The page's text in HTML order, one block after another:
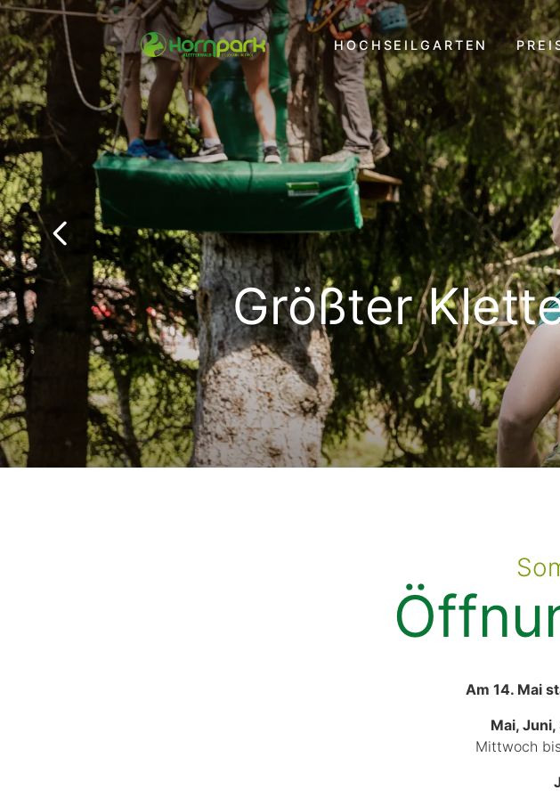
HOCHSEILGARTEN
Größter
Am 14. Mai
Mai,
Mittwoch